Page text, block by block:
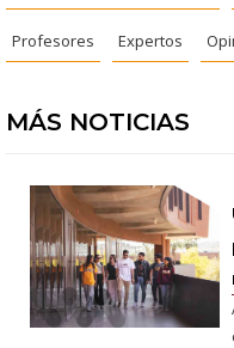
Profesores Expertos
MÁS NOTICIAS